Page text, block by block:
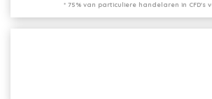
* 75% van particuliere handelaren in CFD's